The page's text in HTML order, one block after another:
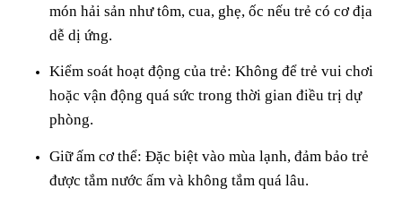
món hải sản như tôm, cua, ghẹ, ốc nếu trẻ có cơ địa
dễ dị ứng.
Kiểm soát hoạt động của trẻ: Không để trẻ vui chơi
hoặc vận động quá sức trong thời gian điều trị dự
phòng.
Giữ ấm cơ thể: Đặc biệt vào mùa lạnh, đảm bảo trẻ
được tắm nước ấm và không tắm quá lâu.